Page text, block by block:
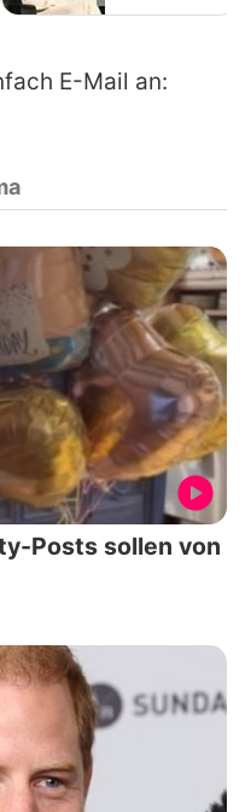
E-Mail an:
Posts sollen von